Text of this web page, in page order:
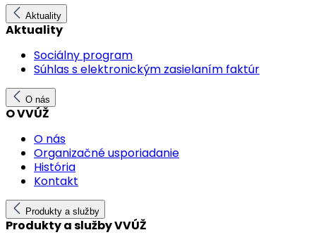
Aktuality
Aktuality
Sociálny program
Súhlas s elektronickým zasielaním faktúr
O nás
O VVÚŽ
O nás
Organizačné usporiadanie
História
Kontakt
Produkty a služby
Produkty a služby VVÚŽ